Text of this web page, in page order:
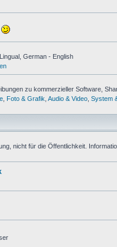
German - English
zu kommerzieller Software,
Foto & Grafik Audio & Video System
nicht für die Öffentlichkeit.